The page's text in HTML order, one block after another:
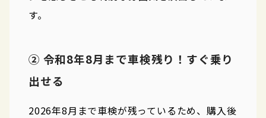
す。
② 令和8年8月まで車検残り！すぐ乗り
出せる
2026年8月まで車検が残っているため、購入後